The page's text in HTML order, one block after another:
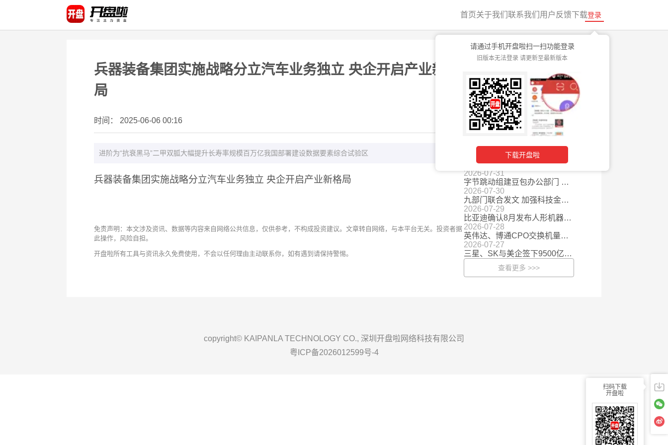
首页关于我们 联系我们 用户反馈下载登录
请通过手机开盘啦扫一扫功能登录
旧版本无法登录 请更新至最新版本
下载开盘啦
兵器装备集团实施战略分立汽车业务独立 央企开启产业新格
局
时间： 2025-06-06 00:16
进阶为“抗衰黑马”二甲双胍大幅提升长寿率规模百万亿我国部署建设数据要素综合试验区
兵器装备集团实施战略分立汽车业务独立 央企开启产业新格局
免责声明：本文涉及资讯、数据等内容来自网络公共信息，仅供参考，不构成投资建议。文章转自网络，与本平台无关。投资者据
此操作，风险自担。
开盘啦所有工具与资讯永久免费使用，不会以任何理由主动联系你，如有遇到请保持警惕。
2026-08-07
矿产大国禁止铜钴精矿出口，全球供给刚性收缩
2026-08-06
报价超千万粉丝网红 AI虚拟形象商业营销价值攀升
2026-08-05
自动驾驶安全要求国标发布 护航行业健康发展
Palantir、Snap业绩双双超预期 AI应用或迎商业化拐点
多地用电负荷连创历史新高 电网十五五万亿投资也将拉动设备需求
2026-07-31
字节跳动组建豆包办公部门 AI办公赛道从“回答”迈向“完成”
2026-07-30
九部门联合发文 加强科技金融领域数据开发利用
2026-07-29
比亚迪确认8月发布人形机器人 车企跨界加速产业链从概念走向量产
2026-07-28
英伟达、博通CPO交换机量产，百亿市场加速兑现
2026-07-27
三星、SK与美企签下9500亿美元大单 存储行业估值有望向成长股演进
查看更多 >>>
扫码下载
开盘啦
copyright© KAIPANLA TECHNOLOGY CO., 深圳开盘啦网络科技有限公司
粤ICP备2026012599号-4